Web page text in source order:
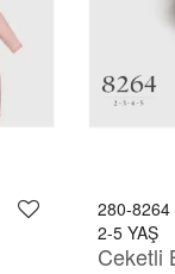
280-8264
2-5 YAŞ
Ceketli